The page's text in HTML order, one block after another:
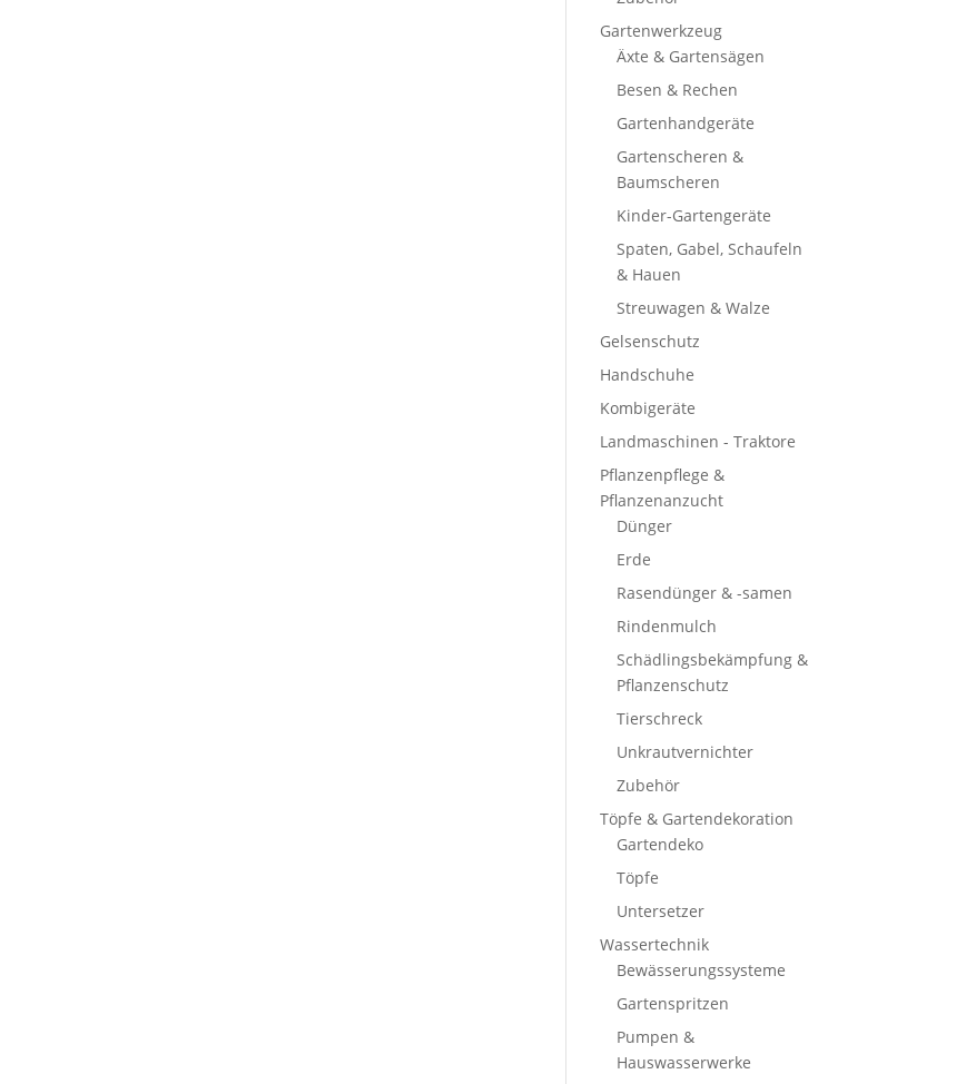
Gartenwerkzeug
Äxte & Gartensägen
Besen & Rechen
Gartenhandgeräte
Gartenscheren &
Baumscheren
Kinder-Gartengeräte
Spaten, Gabel, Schaufeln
& Hauen
Streuwagen & Walze
Gelsenschutz
Handschuhe
Kombigeräte
Landmaschinen - Traktore
Pflanzenpflege &
Pflanzenanzucht
Dünger
Erde
Rasendünger & -samen
Rindenmulch
Schädlingsbekämpfung &
Pflanzenschutz
Tierschreck
Unkrautvernichter
Zubehör
Töpfe & Gartendekoration
Gartendeko
Töpfe
Untersetzer
Wassertechnik
Bewässerungssysteme
Gartenspritzen
Pumpen &
Hauswasserwerke